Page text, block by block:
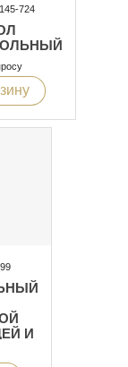
724
И